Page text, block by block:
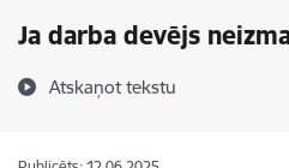
Ja darba devējs
Atskaņot tekstu